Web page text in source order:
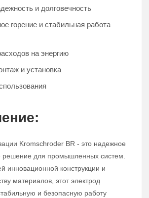
и долговечность
горение и стабильная работа
на энергию
и установка
Kromschroder BR - это надежное
решение для промышленных систем.
инновационной конструкции и
материалов, этот электрод
и безопасную работу